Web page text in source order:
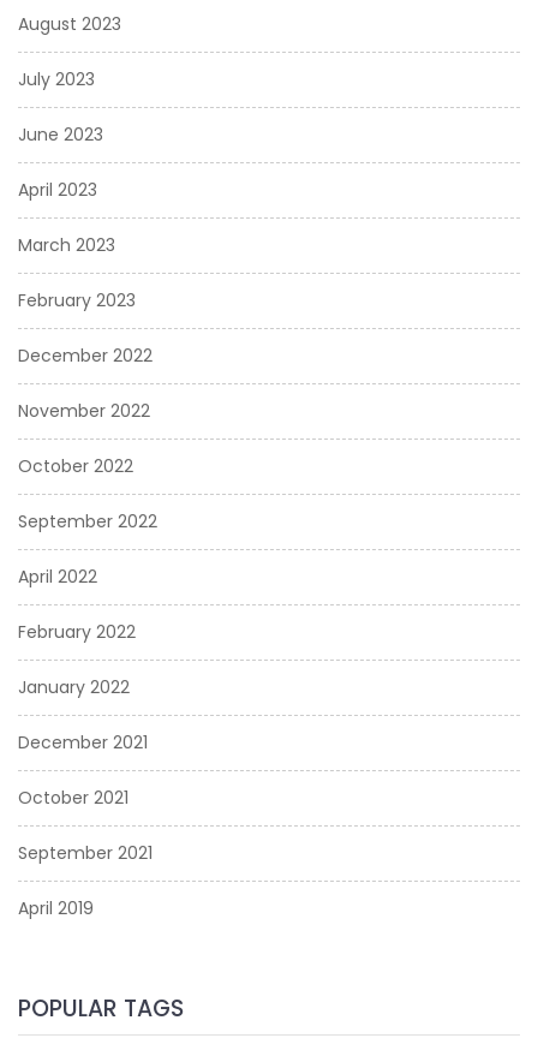
August 2023
July 2023
June 2023
April 2023
March 2023
February 2023
December 2022
November 2022
October 2022
September 2022
April 2022
February 2022
January 2022
December 2021
October 2021
September 2021
April 2019
POPULAR TAGS